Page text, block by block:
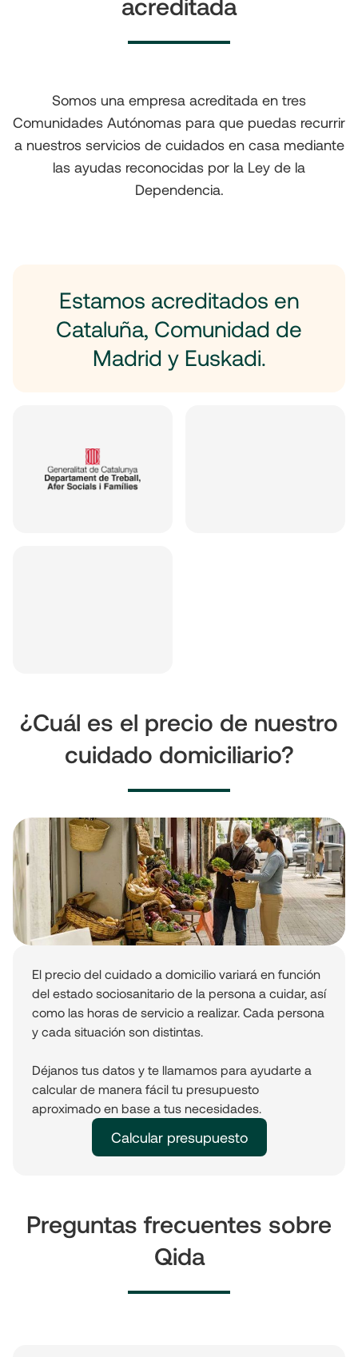
acreditada
Somos una empresa acreditada en tres
Comunidades Autónomas para que puedas recurrir
a nuestros servicios de cuidados en casa mediante
las ayudas reconocidas por la Ley de la
Dependencia.
Estamos acreditados en
Cataluña, Comunidad de
Madrid y Euskadi.
¿Cuál es el precio de nuestro
cuidado domiciliario?
El precio del cuidado a domicilio variará en función
del estado sociosanitario de la persona a cuidar, así
como las horas de servicio a realizar. Cada persona
y cada situación son distintas.
Déjanos tus datos y te llamamos para ayudarte a
calcular de manera fácil tu presupuesto
aproximado en base a tus necesidades.
Calcular presupuesto
Preguntas frecuentes sobre
Qida